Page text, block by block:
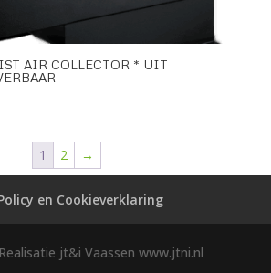
AIR COLLECTOR * UIT
1 2 →
en Cookieverklaring
jt&i Vaassen www.jtni.nl